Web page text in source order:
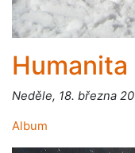
Humanita
Neděle, 18. března
Album